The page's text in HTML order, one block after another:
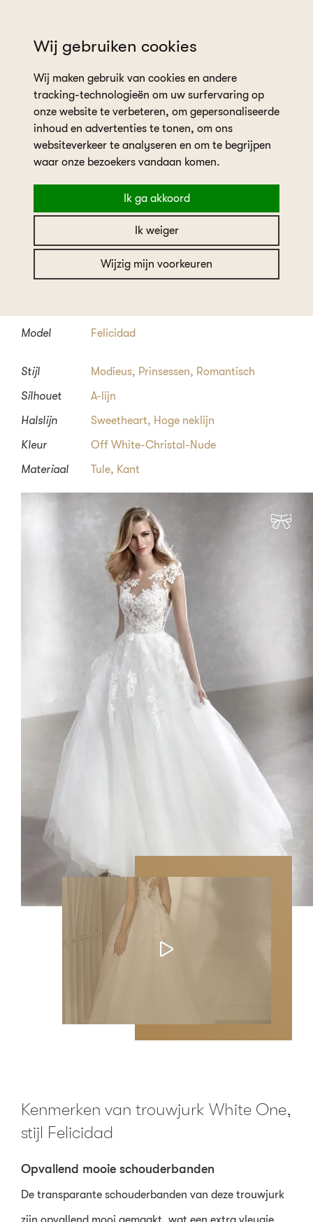
Wij gebruiken cookies
Wij maken gebruik van cookies en andere
tracking-technologieën om uw surfervaring op
onze website te verbeteren, om gepersonaliseerde
inhoud en advertenties te tonen, om ons
websiteverkeer te analyseren en om te begrijpen
waar onze bezoekers vandaan komen.
Ik ga akkoord
Ik weiger
Wijzig mijn voorkeuren
collectie White One
White One
White One by Pronovias Fashion Group
Model
Felicidad
Stijl Modieus, Prinsessen, Romantisch
Silhouet
A-lijn
Halslijn
Sweetheart, Hoge neklijn
Kleur
Off White-Christal-Nude
Materiaal
Tule, Kant
Kenmerken van trouwjurk White One,
stijl Felicidad
Opvallend mooie schouderbanden
De transparante schouderbanden van deze trouwjurk